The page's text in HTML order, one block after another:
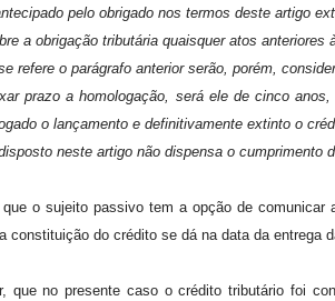
pelo obrigado nos termos deste artigo
a obrigação tributária quaisquer atos
refere o parágrafo anterior serão, porém,
prazo a homologação, será ele de cinco
o lançamento e definitivamente extinto o
neste artigo não dispensa o
que o sujeito passivo tem a opção de
constituição do crédito se dá na data da entrega
que no presente caso o crédito tributário foi